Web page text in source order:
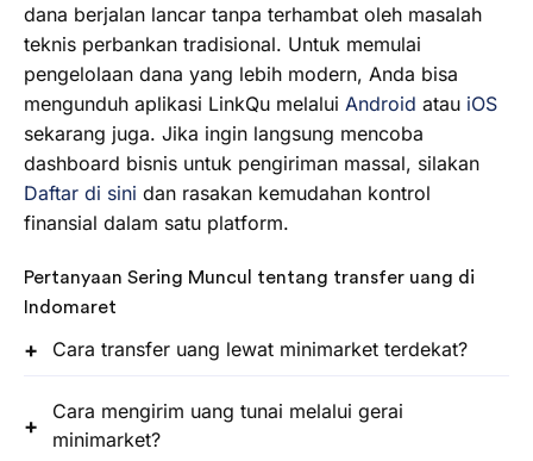
dana berjalan lancar tanpa terhambat oleh masalah
teknis perbankan tradisional. Untuk memulai
pengelolaan dana yang lebih modern, Anda bisa
mengunduh aplikasi LinkQu melalui Android atau iOS
sekarang juga. Jika ingin langsung mencoba
dashboard bisnis untuk pengiriman massal, silakan
Daftar di sini dan rasakan kemudahan kontrol
finansial dalam satu platform.
Pertanyaan Sering Muncul tentang transfer uang di
Indomaret
Cara transfer uang lewat minimarket terdekat?
Cara mengirim uang tunai melalui gerai
minimarket?